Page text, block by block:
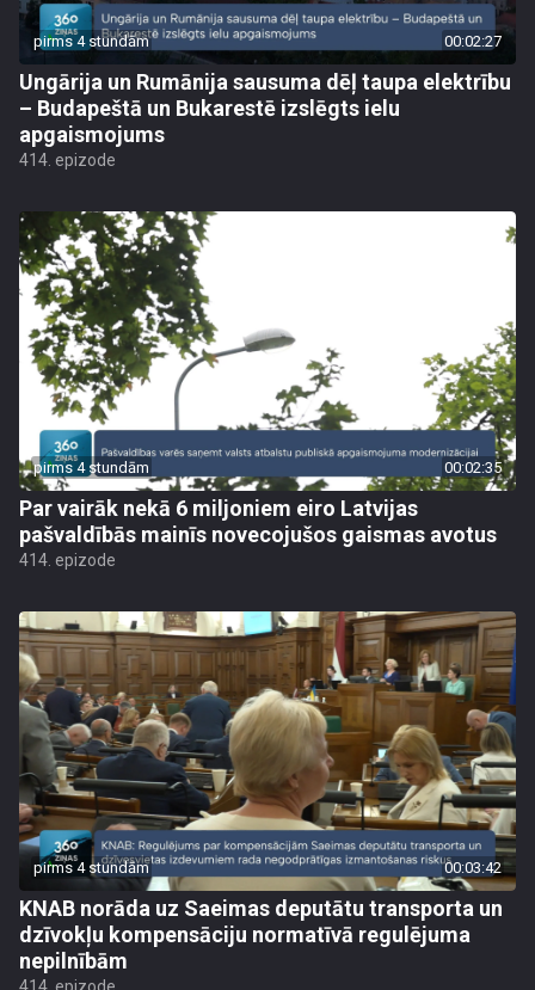
pirms 4 stundām 00:02:27
Ungārija un Rumānija sausuma dēļ taupa elektrību
– Budapeštā un Bukarestē izslēgts ielu
apgaismojums
414. epizode
pirms 4 stundām 00:02:35
Par vairāk nekā 6 miljoniem eiro Latvijas
pašvaldībās mainīs novecojušos gaismas avotus
414. epizode
pirms 4 stundām 00:03:42
KNAB norāda uz Saeimas deputātu transporta un
dzīvokļu kompensāciju normatīvā regulējuma
nepilnībām